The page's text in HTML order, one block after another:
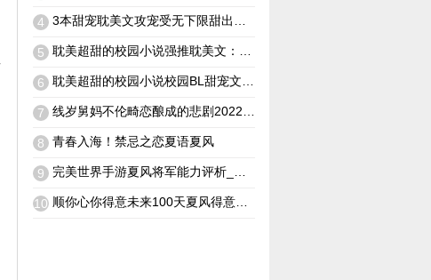
4 3本甜宠耽美文攻宠受无下限甜出天际本本都值得熬夜追耽美超甜的校园小说
5 耽美超甜的校园小说强推耽美文：校园男神冰美人攻和又甜又野小霸王受
6 耽美超甜的校园小说校园BL甜宠文：温柔学霸攻×校园扛把子炸毛受他是我一生挚爱！
7 线岁舅妈不伦畸恋酿成的悲剧2022年12月28日
8 青春入海！禁忌之恋夏语夏风
9 完美世界手游夏风将军能力评析_禁忌之恋夏语夏风
10 顺你心你得意未来100天夏风得意要喜得大喜！_禁忌之恋夏语夏风